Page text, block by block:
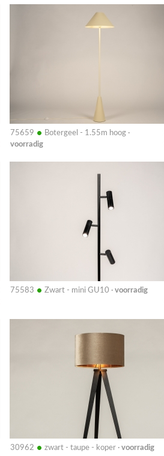
75659 • Botergeel - 1.55m hoog ·
voorradig
Bekijk
75583 • Zwart - mini GU10 · voorradig
Bekijk
30962 • zwart - taupe - koper · voorradig
Bekijk